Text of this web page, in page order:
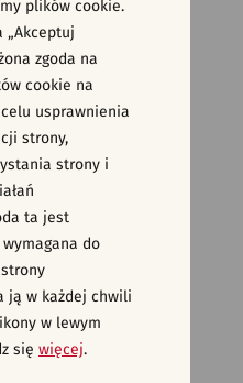
plików cookie.
„Akceptuj
zgoda na
cookie na
usprawnienia
strony,
strony i
ta jest
do
ją w każdej chwili
w lewym
się więcej.